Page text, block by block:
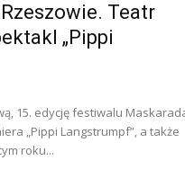
Teatr
„Pippi
15. edycję festiwalu
„Pippi Langstrumpf”, a także
roku...